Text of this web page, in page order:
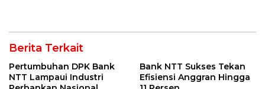
Berita Terkait
Pertumbuhan DPK Bank
NTT Lampaui Industri
Bank NTT Sukses Tekan
Efisiensi Anggran Hingga